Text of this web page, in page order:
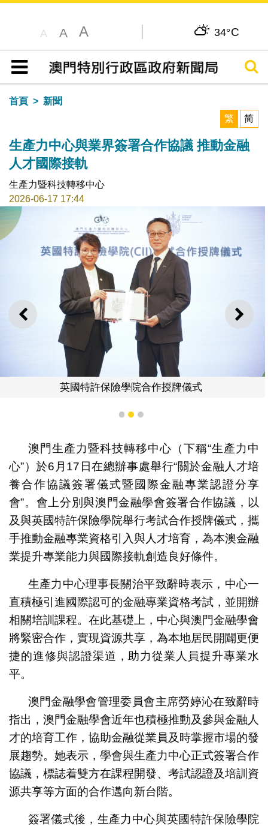
A A A 34°C
目錄
搜尋
首頁
新聞
繁
简
生產力中心與業界簽署合作協議 推動金融
人才國際接軌
生產力暨科技轉移中心
2026-06-17 17:44
上一則 下一
與會人士大合
1 2 3
澳門生產力暨科技轉移中心（下稱“生產力中
心”）於6月17日在總辦事處舉行“關於金融人才培
養合作協議簽署儀式暨國際金融專業認證分享
會”。會上分別與澳門金融學會簽署合作協議，以
及與英國特許保險學院舉行考試合作授牌儀式，攜
手推動金融專業資格引入與人才培育，為本澳金融
業提升專業能力與國際接軌創造良好條件。
生產力中心理事長關治平致辭時表示，中心一
直積極引進國際認可的金融專業資格考試，並開辦
相關培訓課程。在此基礎上，中心與澳門金融學會
將緊密合作，實現資源共享，為本地居民開闢更便
捷的進修與認證渠道，助力從業人員提升專業水
平。
澳門金融學會管理委員會主席勞婷沁在致辭時
指出，澳門金融學會近年也積極推動及參與金融人
才的培育工作，協助金融從業員及時掌握市場的發
展趨勢。她表示，學會與生產力中心正式簽署合作
協議，標誌着雙方在課程開發、考試認證及培訓資
源共享等方面的合作邁向新台階。
簽署儀式後，生產力中心與英國特許保險學院